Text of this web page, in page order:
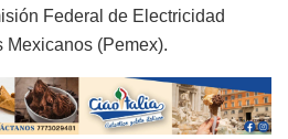
Federal de Electricidad
Mexicanos (Pemex).